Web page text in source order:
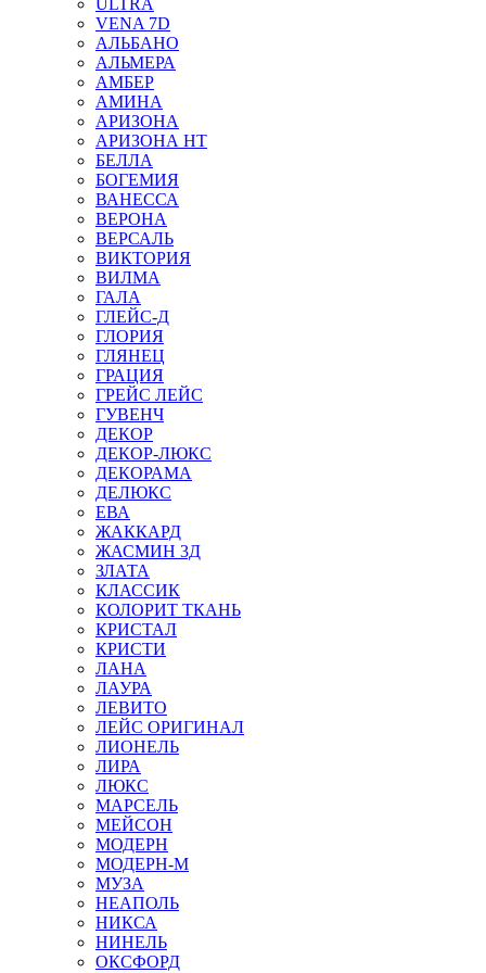
ULTRA
VENA 7D
АЛЬБАНО
АЛЬМЕРА
АМБЕР
АМИНА
АРИЗОНА
АРИЗОНА НТ
БЕЛЛА
БОГЕМИЯ
ВАНЕССА
ВЕРОНА
ВЕРСАЛЬ
ВИКТОРИЯ
ВИЛМА
ГАЛА
ГЛЕЙС-Д
ГЛОРИЯ
ГЛЯНЕЦ
ГРАЦИЯ
ГРЕЙС ЛЕЙС
ГУВЕНЧ
ДЕКОР
ДЕКОР-ЛЮКС
ДЕКОРАМА
ДЕЛЮКС
ЕВА
ЖАККАРД
ЖАСМИН 3Д
ЗЛАТА
КЛАССИК
КОЛОРИТ ТКАНЬ
КРИСТАЛ
КРИСТИ
ЛАНА
ЛАУРА
ЛЕВИТО
ЛЕЙС ОРИГИНАЛ
ЛИОНЕЛЬ
ЛИРА
ЛЮКС
МАРСЕЛЬ
МЕЙСОН
МОДЕРН
МОДЕРН-М
МУЗА
НЕАПОЛЬ
НИКСА
НИНЕЛЬ
ОКСФОРД